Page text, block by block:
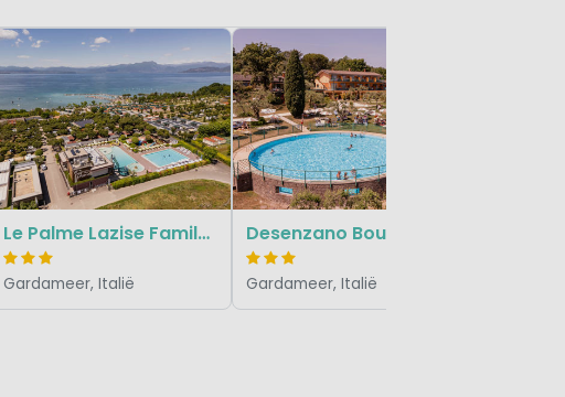
Le Palme Lazise Family Collection
Gardameer, Italië Gardameer, Italië